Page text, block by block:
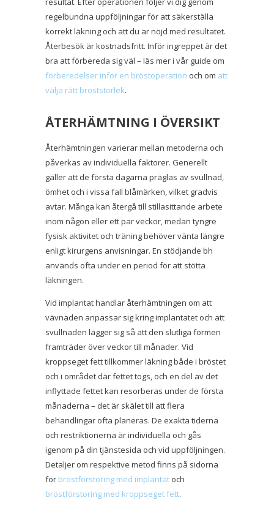
regelbundna uppföljningar för att säkerställa
korrekt läkning och att du är nöjd med resultatet.
Återbesök är kostnadsfritt. Inför ingreppet är det
bra att förbereda sig väl – läs mer i vår guide om
förberedelser inför en bröstoperation och om att
välja rätt bröststorlek.
ÅTERHÄMTNING I ÖVERSIKT
Återhämtningen varierar mellan metoderna och
påverkas av individuella faktorer. Generellt
gäller att de första dagarna präglas av svullnad,
ömhet och i vissa fall blåmärken, vilket gradvis
avtar. Många kan återgå till stillasittande arbete
inom någon eller ett par veckor, medan tyngre
fysisk aktivitet och träning behöver vänta längre
enligt kirurgens anvisningar. En stödjande bh
används ofta under en period för att stötta
läkningen.
Vid implantat handlar återhämtningen om att
vävnaden anpassar sig kring implantatet och att
svullnaden lägger sig så att den slutliga formen
framträder över veckor till månader. Vid
kroppseget fett tillkommer läkning både i bröstet
och i området där fettet togs, och en del av det
inflyttade fettet kan resorberas under de första
månaderna – det är skälet till att flera
behandlingar ofta planeras. De exakta tiderna
och restriktionerna är individuella och gås
igenom på din tjänstesida och vid uppföljningen.
Detaljer om respektive metod finns på sidorna
för bröstförstoring med implantat och
bröstförstoring med kroppseget fett.